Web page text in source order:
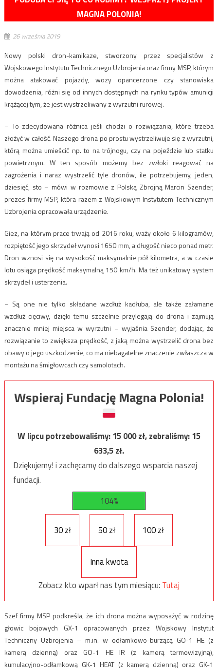
MAGNA POLONIA!
26 września 2019
Nowy polski dron-kamikaze, stworzony przez specjalistów z
Wojskowego Instytutu Technicznego Uzbrojenia oraz firmy MSP, którym
można atakować pojazdy, wozy opancerzone czy stanowiska
dowodzenia, różni się od innych dostępnych na rynku typów amunicji
krążącej tym, że jest wystrzeliwany z wyrzutni rurowej.
– To zdecydowana różnica jeśli chodzi o rozwiązania, które trzeba
złożyć w całość. Naszego drona po prostu wystrzeliwuje się z wyrzutni,
którą można umieścić np. to na trójnogu, czy na pojeździe lub statku
powietrznym. W ten sposób możemy bez zwłoki reagować na
zagrożenia i naraz wystrzelić tyle dronów, ile potrzebujemy, jeden,
dziesięć, sto – mówi w rozmowie z Polską Zbrojną Marcin Szender,
prezes firmy MSP, która razem z Wojskowym Instytutem Technicznym
Uzbrojenia opracowała urządzenie.
Giez, na którym prace trwają od 2016 roku, waży około 6 kilogramów,
rozpiętość jego skrzydeł wynosi 1650 mm, a długość nieco ponad metr.
Dron wznosi się na wysokość maksymalnie pół kilometra, a w czasie
lotu osiąga prędkość maksymalną 150 km/h. Ma też unikatowy system
skrzydeł i usterzenia.
– Są one nie tylko składane wzdłuż kadłuba, ale także załamane
wzdłuż cięciwy, dzięki temu szczelnie przylegają do drona i zajmują
znacznie mniej miejsca w wyrzutni – wyjaśnia Szender, dodając, że
rozwiązanie to zwiększa prędkość, z jaką można wystrzelić drona bez
obawy o jego uszkodzenie, co ma niebagatelne znaczenie zwłaszcza w
montażu na śmigłowcach czy samolotach.
Wspieraj Fundację Magna Polonia!
W lipcu potrzebowaliśmy:15 000zł, zebraliśmy:15
633,5zł.
Dziękujemy! i zachęcamy do dalszego wsparcia naszej
fundacji.
104%
30 zł 50 zł 100 zł
Inna kwota
Zobacz kto wparł nas tym miesiącu: Tutaj
Szef firmy MSP podkreśla, że ich drona można wyposażyć w rodzinę
głowic bojowych GX-1 opracowanych przez Wojskowy Instytut
Techniczny Uzbrojenia – m.in. w odłamkowo-burzącą GO-1 HE (z
kamerą dzienną) oraz GO-1 HE IR (z kamerą termowizyjną),
kumulacyjno-odłamkową GK-1 HEAT (z kamerą dzienną) oraz GK-1